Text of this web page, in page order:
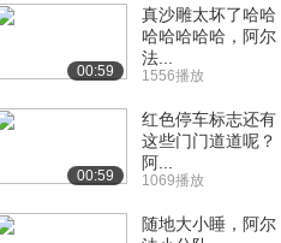
00:59
真沙雕太坏了哈哈
哈哈哈哈哈，阿尔
法...
1556播放
00:59
红色停车标志还有
这些门门道道呢？
阿...
1069播放
随地大小睡，阿尔